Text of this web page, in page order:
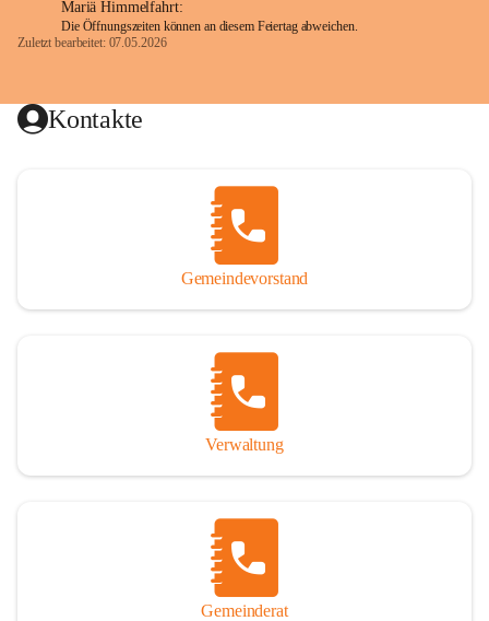
Mariä Himmelfahrt:
Die Öffnungszeiten können an diesem Feiertag abweichen.
Zuletzt bearbeitet: 07.05.2026
Kontakte
Gemeindevorstand
Verwaltung
Gemeinderat